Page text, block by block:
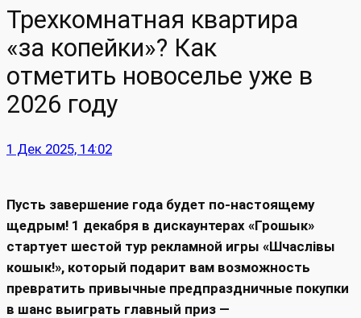
Трехкомнатная квартира
«за копейки»? Как
отметить новоселье уже в
2026 году
1 Дек 2025, 14:02
Пусть завершение года будет по-настоящему
щедрым! 1 декабря в дискаунтерах «Грошык»
стартует шестой тур рекламной игры «Шчаслiвы
кошык!», который подарит вам возможность
превратить привычные предпраздничные покупки
в шанс выиграть главный приз —